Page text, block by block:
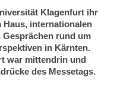
Klagenfurt ihr
Haus, internationalen
rund um
in Kärnten.
war mittendrin und
des Messetags.